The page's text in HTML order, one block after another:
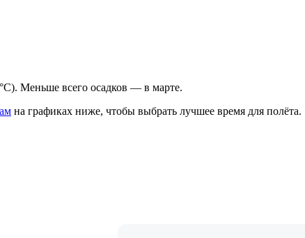
Меньше всего осадков — в марте.
на графиках ниже, чтобы выбрать лучшее время для полёта.